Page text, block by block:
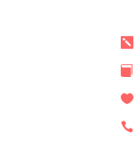



